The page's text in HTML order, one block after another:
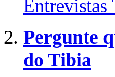
Pergunte
do Tibia